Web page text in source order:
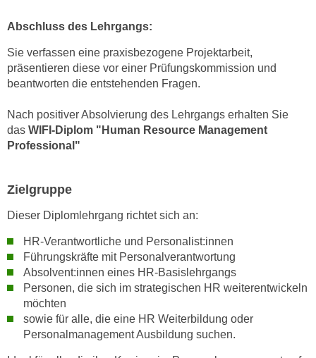
Abschluss des Lehrgangs:
Sie verfassen eine praxisbezogene Projektarbeit,
präsentieren diese vor einer Prüfungskommission und
beantworten die entstehenden Fragen.
Nach positiver Absolvierung des Lehrgangs erhalten Sie
das WIFI-Diplom "Human Resource Management
Professional"
Zielgruppe
Dieser Diplomlehrgang richtet sich an:
HR-Verantwortliche und Personalist:innen
Führungskräfte mit Personalverantwortung
Absolvent:innen eines HR-Basislehrgangs
Personen, die sich im strategischen HR weiterentwickeln
möchten
sowie für alle, die eine HR Weiterbildung oder
Personalmanagement Ausbildung suchen.
e
g
e
.
U
m
n
e
d
a
b
C
o
o
i
e
r
b
e
n
e
p